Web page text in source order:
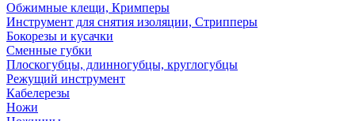
Обжимные клещи, Кримперы
Инструмент для снятия изоляции, Стрипперы
Бокорезы и кусачки
Сменные губки
Плоскогубцы, длинногубцы, круглогубцы
Режущий инструмент
Кабелерезы
Ножи